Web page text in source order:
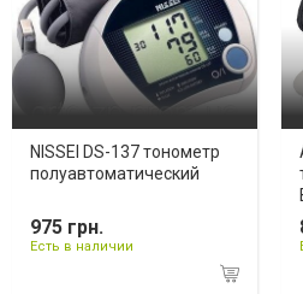
NISSEI DS-137 тонометр
полуавтоматический
975 грн.
Есть в наличии